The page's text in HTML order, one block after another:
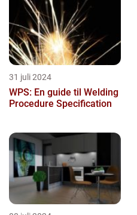
31 juli 2024
WPS: En guide til Welding
Procedure Specification